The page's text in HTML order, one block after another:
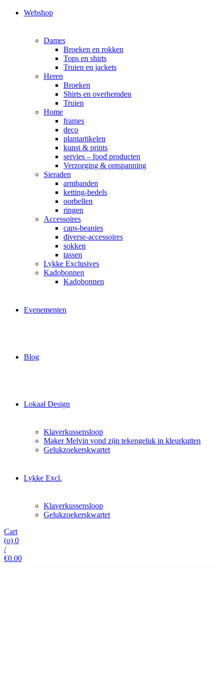
Webshop
Dames
Broeken en rokken
Tops en shirts
Truien en jackets
Heren
Broeken
Shirts en overhemden
Truien
Home
frames
deco
plantartikelen
kunst & prints
servies – food producten
Verzorging & ontspanning
Sieraden
armbanden
ketting-bedels
oorbellen
ringen
Accessoires
caps-beanies
diverse-accessoires
sokken
tassen
Lykke Exclusives
Kadobonnen
Kadobonnen
Evenementen
Blog
Lokaal Design
Klaverkussensloop
Maker Melvin vond zijn tekengeluk in kleurkutten
Gelukzoekerskwartet
Lykke Excl.
Klaverkussensloop
Gelukzoekerskwartet
Cart
(o) 0
/
€0.00